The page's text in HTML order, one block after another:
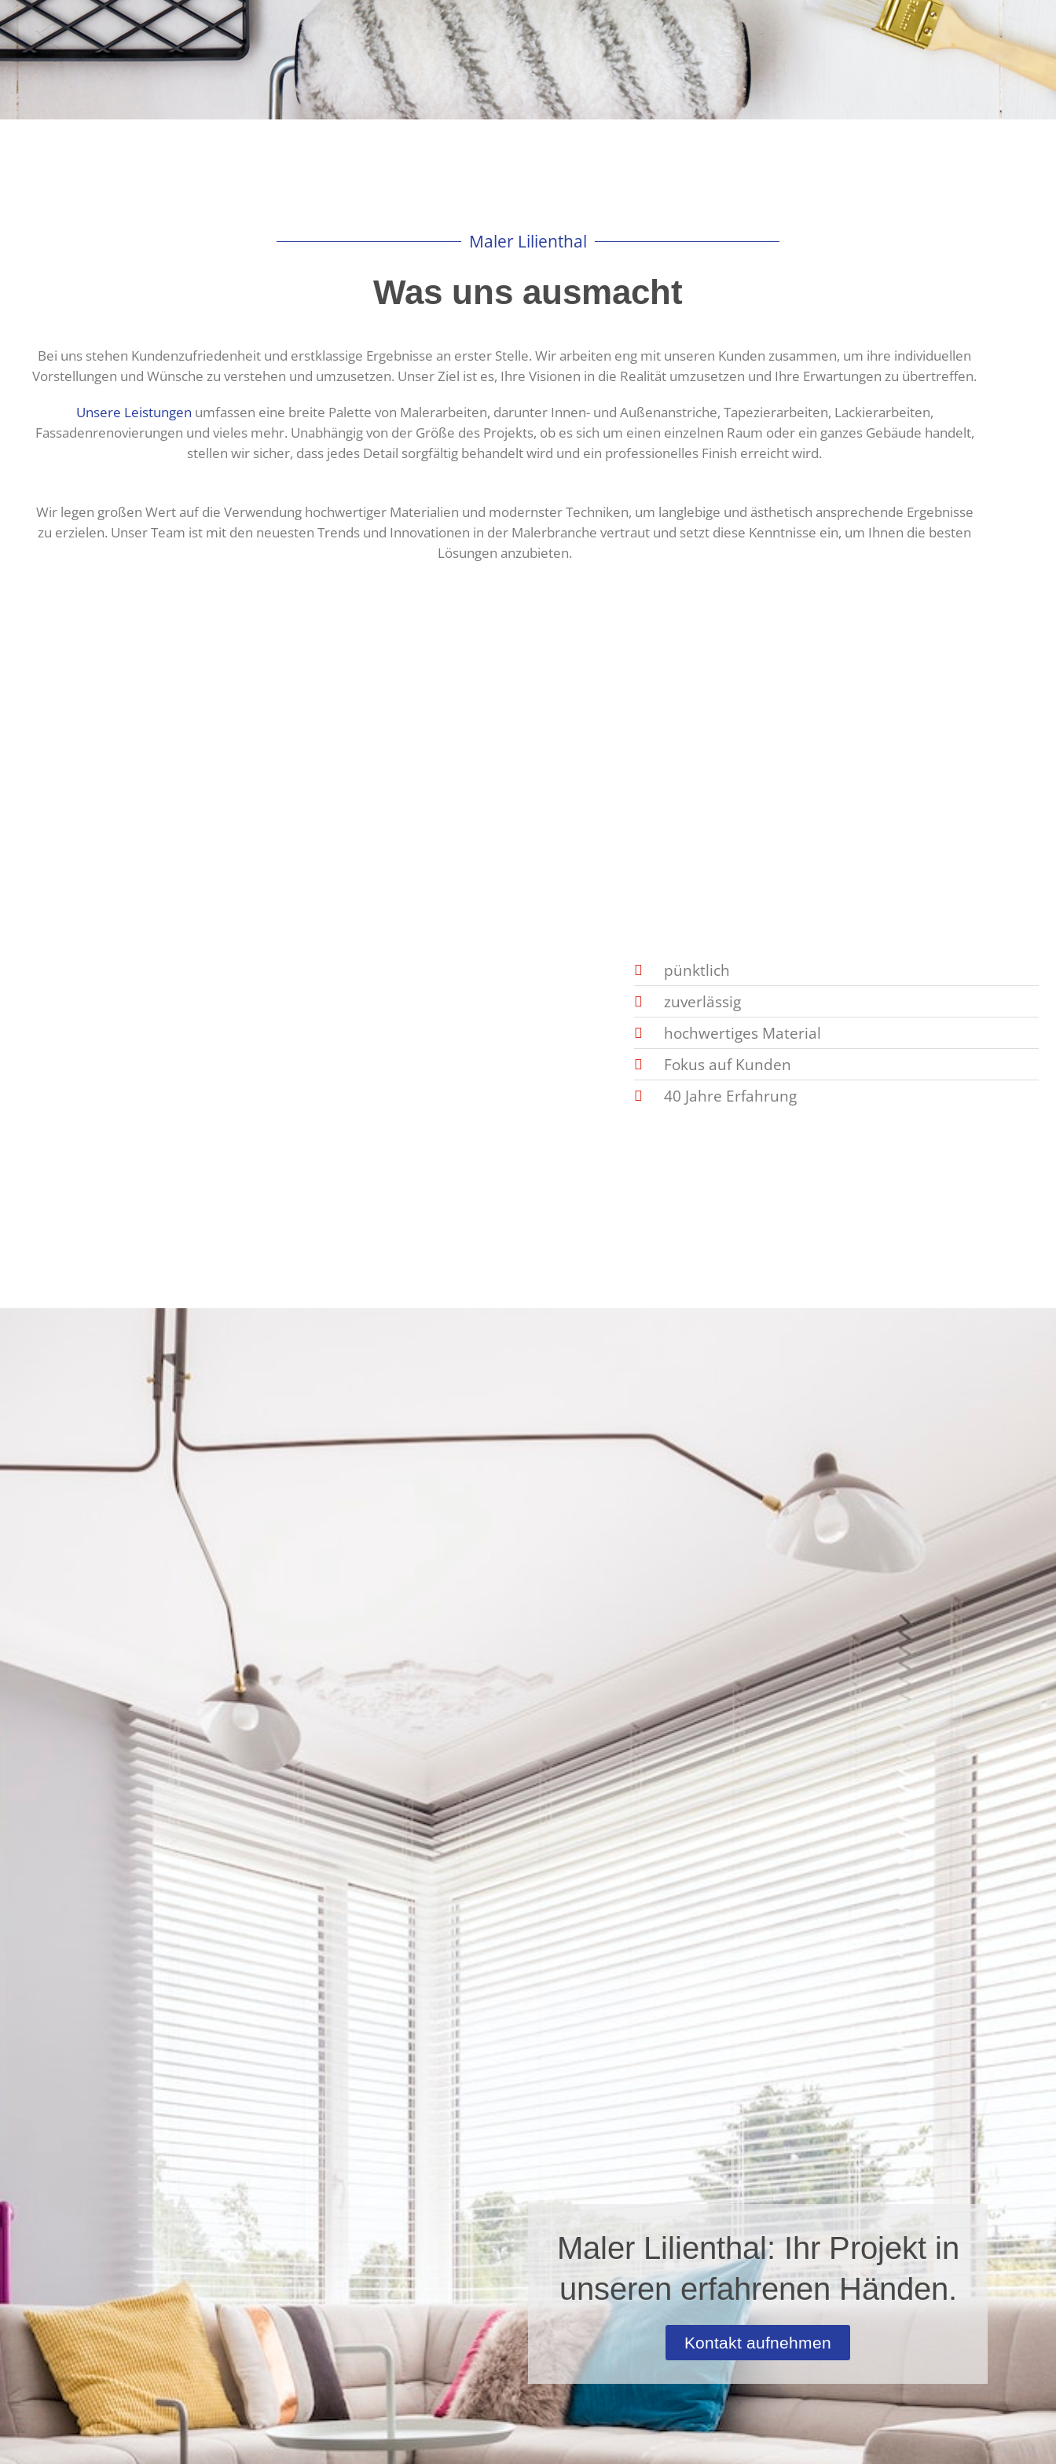
Maler Lilienthal
Was uns ausmacht
Bei uns stehen Kundenzufriedenheit und erstklassige Ergebnisse an erster Stelle. Wir arbeiten eng mit unseren Kunden zusammen, um ihre individuellen
Vorstellungen und Wünsche zu verstehen und umzusetzen. Unser Ziel ist es, Ihre Visionen in die Realität umzusetzen und Ihre Erwartungen zu übertreffen.
Unsere Leistungen umfassen eine breite Palette von Malerarbeiten, darunter Innen- und Außenanstriche, Tapezierarbeiten, Lackierarbeiten,
Fassadenrenovierungen und vieles mehr. Unabhängig von der Größe des Projekts, ob es sich um einen einzelnen Raum oder ein ganzes Gebäude handelt,
stellen wir sicher, dass jedes Detail sorgfältig behandelt wird und ein professionelles Finish erreicht wird.
Wir legen großen Wert auf die Verwendung hochwertiger Materialien und modernster Techniken, um langlebige und ästhetisch ansprechende Ergebnisse
zu erzielen. Unser Team ist mit den neuesten Trends und Innovationen in der Malerbranche vertraut und setzt diese Kenntnisse ein, um Ihnen die besten
Lösungen anzubieten.
pünktlich
zuverlässig
hochwertiges Material
Fokus auf Kunden
40 Jahre Erfahrung
Maler Lilienthal: Ihr Projekt in
unseren erfahrenen Händen.
Kontakt aufnehmen